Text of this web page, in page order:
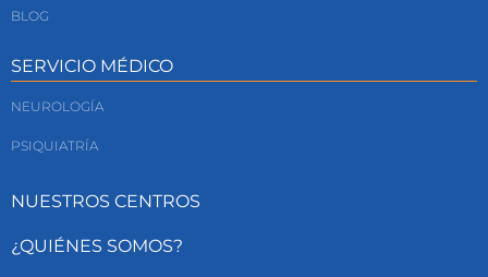
BLOG
SERVICIO MÉDICO
NEUROLOGÍA
PSIQUIATRÍA
NUESTROS CENTROS
¿QUIÉNES SOMOS?